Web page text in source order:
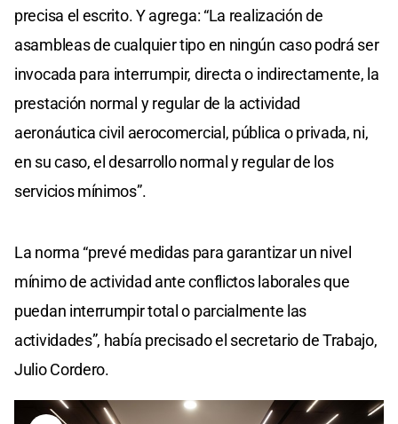
precisa el escrito. Y agrega: “La realización de
asambleas de cualquier tipo en ningún caso podrá ser
invocada para interrumpir, directa o indirectamente, la
prestación normal y regular de la actividad
aeronáutica civil aerocomercial, pública o privada, ni,
en su caso, el desarrollo normal y regular de los
servicios mínimos”.
La norma “prevé medidas para garantizar un nivel
mínimo de actividad ante conflictos laborales que
puedan interrumpir total o parcialmente las
actividades”, había precisado el secretario de Trabajo,
Julio Cordero.